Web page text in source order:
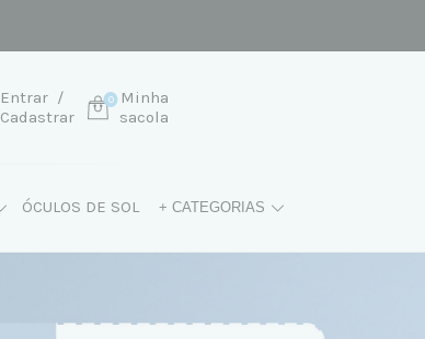
Entrar /
Cadastrar
Minha
sacola
0
ÓCULOS DE SOL + CATEGORIAS